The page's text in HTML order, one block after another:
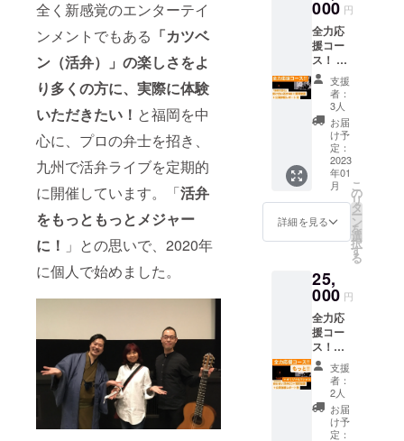
全く新感覚のエンターテイ
ンメントでもある 「カツベ
ン（活弁）」 の楽しさをよ
り多くの方に、 実際に体験
いただきたい！ と福岡を中
心に、プロの弁士を招き、
九州で活弁ライブを定期的
に開催しています。「活弁
をもっともっとメジャー
に！ 」との思いで、2020年
に個人で始めました。
所有す
るもの
とし、
複製、
転売、
改変な
どの行
為を禁
止いた
しま
す。
つ折り
サイ
ズ、会
場で配
布する
パンフ
※※本
文中の
写真に
あるよ
うな出
演者の
プロ
フィー
催者あ
いさつ
たパン
フレッ
トの今
公演分
を郵送
でお届
けしま
す。 ※
本制作
物の著
作権に
＝坂本
派？と
いう選
び方も
楽しい
かも。
＜おま
け＞ ・
公演詳
細レ
ポート
※レ
ポート
は主催
成。当
日のリ
様、お
二人の
コメン
トなど
を写真
も織り
交ぜな
がら報
告しま
す。A４
サイズ
いたと
言いま
す。坂
本頼光
さんは
若かり
し頃、
神保町
の古書
店でそ
うした
往年の
弁士の
レコー
ドを買
い集
あった
と言い
ます。
会に参
加した
方は映
像を思
い出し
なが
ら、会
に参加
はござ
いませ
ん。た
だし、
他人へ
の譲渡
などは
ご遠慮
くださ
い。あ
くまで
も支援
者ご本
人様が
楽しむ
だけに
おまけ
＞ ・公
演詳細
レポー
ト ※
レポー
トは主
催者が
作成。
当日の
リハや
公演の
000 円
全力応
援コー
ス！ ◎
第７回
公演で
の「豪
傑児雷
也」の
２人声
色掛け
合い活
弁の音
源CＤ
※ＣＤ
はＣＤ
－Ｒに
たもの
を郵送
でお届
けしま
す。映
像は付
きませ
ん。
※※かつ
て無声
映画全
盛期に
支援
者：
3人
お届
け予
定：
2023
年01
月
詳細を見る
こ
の
リ
タ
ー
ン
を
選
択
す
る
25,
000 円
全力応
援コー
ス！
もっと
◎第７
回公演
での
「豪傑
児雷
支援
者：
2人
お届
け予
定：